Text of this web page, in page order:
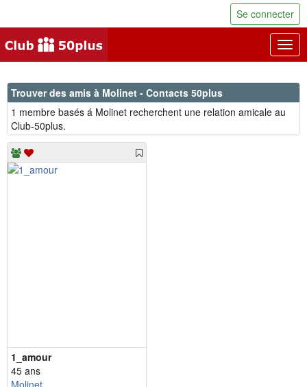
Se connecter
Trouver des amis à Molinet - Contacts 50plus
1 membre basés á Molinet recherchent une relation amicale au
Club-50plus.
1_amour
45 ans